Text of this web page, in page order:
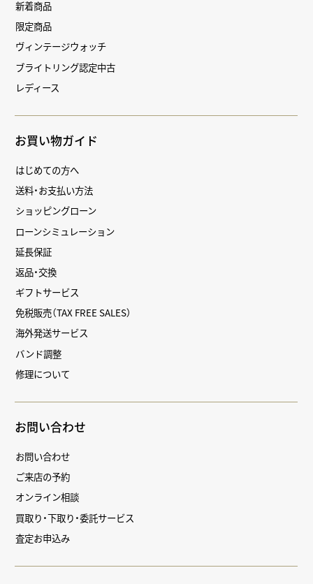
新着商品
限定商品
ヴィンテージウォッチ
ブライトリング認定中古
レディース
お買い物ガイド
はじめての方へ
送料・お支払い方法
ショッピングローン
ローンシミュレーション
延長保証
返品・交換
ギフトサービス
免税販売（TAX FREE SALES）
海外発送サービス
バンド調整
修理について
お問い合わせ
お問い合わせ
ご来店の予約
オンライン相談
買取り・下取り・委託サービス
査定お申込み